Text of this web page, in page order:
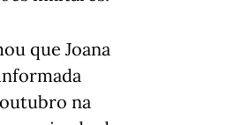
que Joana
na